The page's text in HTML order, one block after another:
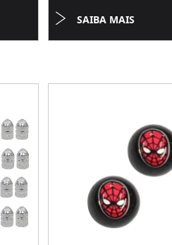
SAIBA MAIS